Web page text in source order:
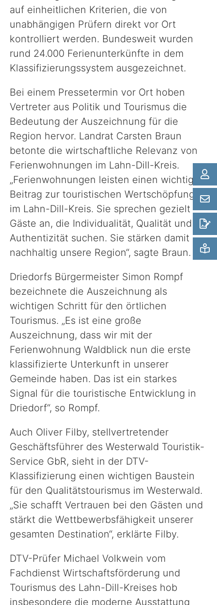
auf einheitlichen Kriterien, die von
unabhängigen Prüfern direkt vor Ort
kontrolliert werden. Bundesweit wurden
rund 24.000 Ferienunterkünfte in dem
Klassifizierungssystem ausgezeichnet.
Bei einem Pressetermin vor Ort hoben
Vertreter aus Politik und Tourismus die
Bedeutung der Auszeichnung für die
Region hervor. Landrat Carsten Braun
betonte die wirtschaftliche Relevanz von
Ferienwohnungen im Lahn-Dill-Kreis.
„Ferienwohnungen leisten einen wichtigen
Beitrag zur touristischen Wertschöpfung
im Lahn-Dill-Kreis. Sie sprechen gezielt
Gäste an, die Individualität, Qualität und
Authentizität suchen. Sie stärken damit
nachhaltig unsere Region“, sagte Braun.
Driedorfs Bürgermeister Simon Rompf
bezeichnete die Auszeichnung als
wichtigen Schritt für den örtlichen
Tourismus. „Es ist eine große
Auszeichnung, dass wir mit der
Ferienwohnung Waldblick nun die erste
klassifizierte Unterkunft in unserer
Gemeinde haben. Das ist ein starkes
Signal für die touristische Entwicklung in
Driedorf“, so Rompf.
Auch Oliver Filby, stellvertretender
Geschäftsführer des Westerwald Touristik-
Service GbR, sieht in der DTV-
Klassifizierung einen wichtigen Baustein
für den Qualitätstourismus im Westerwald.
„Sie schafft Vertrauen bei den Gästen und
stärkt die Wettbewerbsfähigkeit unserer
gesamten Destination“, erklärte Filby.
DTV-Prüfer Michael Volkwein vom
Fachdienst Wirtschaftsförderung und
Tourismus des Lahn-Dill-Kreises hob
insbesondere die moderne Ausstattung